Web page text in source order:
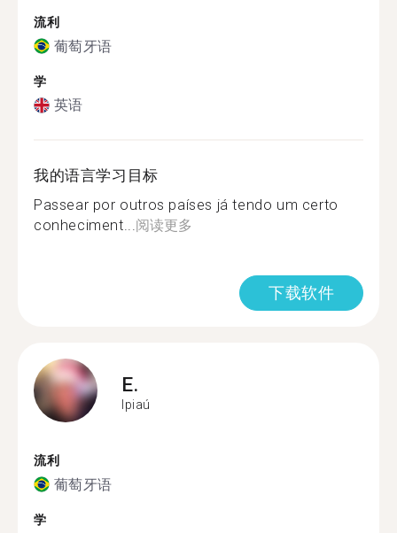
流利
葡萄牙语
学
英语
我的语言学习目标
Passear por outros países já tendo um certo
conheciment...阅读更多
下载软件
E.
Ipiaú
流利
葡萄牙语
学